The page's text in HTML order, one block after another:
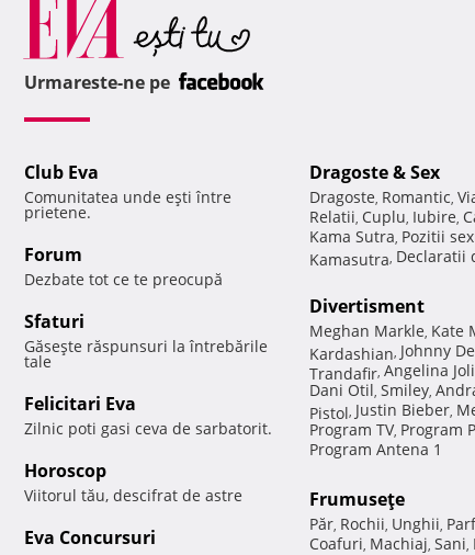
Urmareste-ne pe
Club Eva
Comunitatea unde eşti între
prietene.
Forum
Dezbate tot ce te preocupă
Sfaturi
Găseşte răspunsuri la întrebările
tale
Felicitari Eva
Zilnic poti gasi ceva de sarbatorit.
Horoscop
Viitorul tău, descifrat de astre
Eva Concursuri
Dragoste & Sex
Dragoste, Romantic,
Relatii, Cuplu, Iubire,
Kama Sutra, Pozitii
Kamasutra, Declaratii
Divertisment
Meghan Markle, Kate
Kardashian, Johnny
Trandafir, Angelina
Dani Otil, Smiley,
Pistol, Justin Bieber,
Program TV, Program
Program Antena 1
Frumuseţe
Păr, Rochii, Unghii,
Coafuri, Machiaj, Sani,